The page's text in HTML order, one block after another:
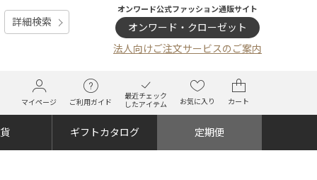
詳細検索
オンワード公式ファッション通販サイト
オンワード・クローゼット
法人向けご注文サービスのご案内
マイページ ご利用ガイド
最近チェック
したアイテム
お気に入り カート
ギフトカタログ 定期便